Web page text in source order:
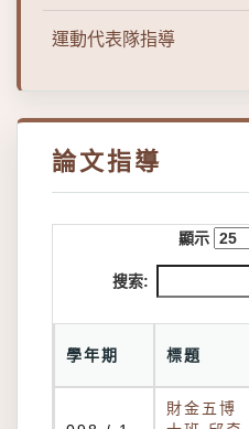
運動代表隊指導
論文指導
顯示
搜索:
學年期 標題
財金五博